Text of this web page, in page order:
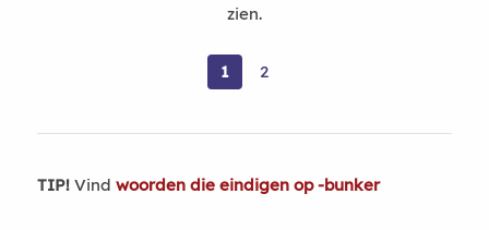
zien.
1 2
TIP!Vind woorden die eindigen op -bunker